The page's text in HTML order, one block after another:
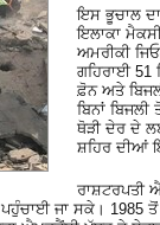
ਇਸ ਭੂਚਾਲ
ਇਲਾਕਾ
ਅਮਰੀਕੀ
ਗਹਿਰਾਈ 51
ਫ਼ੋਨ ਅਤੇ
ਬਿਨਾਂ
ਥੋੜੀ ਦੇਰ ਦੇ
ਸ਼ਹਿਰ ਦੀਆਂ
ਰਾਸ਼ਟਰਪਤੀ
ਜਾ ਸਕੇ। 1985